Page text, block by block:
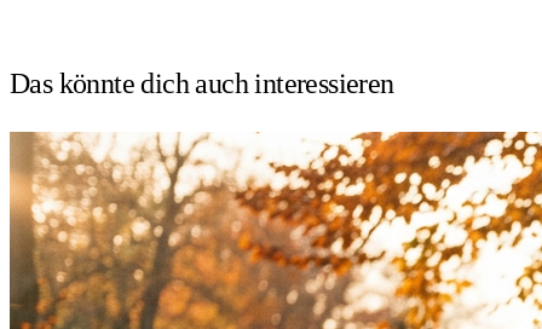
Das könnte dich auchinteressieren